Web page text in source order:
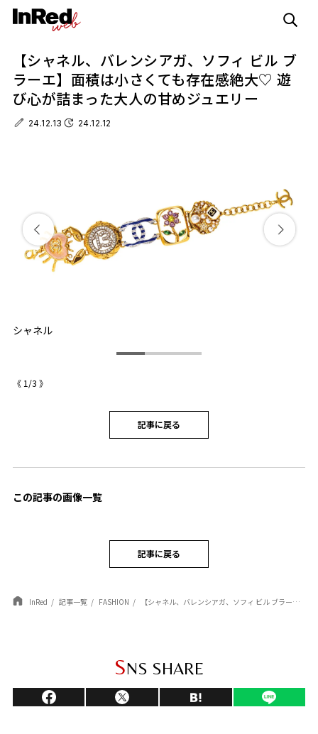
【シャネル、バレンシアガ、ソフィ ビル ブ
ラーエ】面積は小さくても存在感絶大♡ 遊
び心が詰まった大人の甘めジュエリー
24.12.13 24.12.12
シャネル
《 1 /3 》
記事に戻る
この記事の画像一覧
記事に戻る
InRed 記事一覧 FASHION 【シャネル、バレンシアガ、ソフィ ビル ブラーエ】面積は小さくても存在感絶大♡ 遊び心が詰まった大人の甘めジュエリー
SNS SHARE